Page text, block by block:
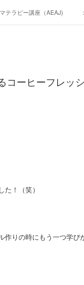
テラピー講座（AEAJ)
コーヒーフレッ
！（笑）
作りの時にもう一つ学び